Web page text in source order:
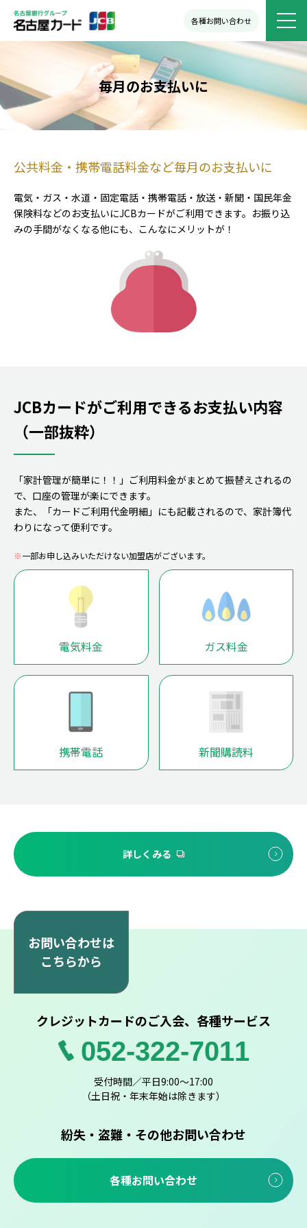
各種お問い合わせ
毎月のお支払いに
公共料金・携帯電話料金など毎月のお支払いに
電気・ガス・水道・固定電話・携帯電話・放送・新聞・国民年金
保険料などのお支払いにJCBカードがご利用できます。お振り込
みの手間がなくなる他にも、こんなにメリットが！
JCBカードがご利用できるお支払い内容
（一部抜粋）
「家計管理が簡単に！！」ご利用料金がまとめて振替えされるの
で、口座の管理が楽にできます。
また、「カードご利用代金明細」にも記載されるので、家計簿代
わりになって便利です。
※一部お申し込みいただけない加盟店がございます。
電気料金 ガス料金
携帯電話 新聞購読料
詳しくみる
お問い合わせは
こちらから
クレジットカードのご入会、各種サービス
052-322-7011
受付時間／平日9:00～17:00
（土日祝・年末年始は除きます）
紛失・盗難・その他お問い合わせ
各種お問い合わせ